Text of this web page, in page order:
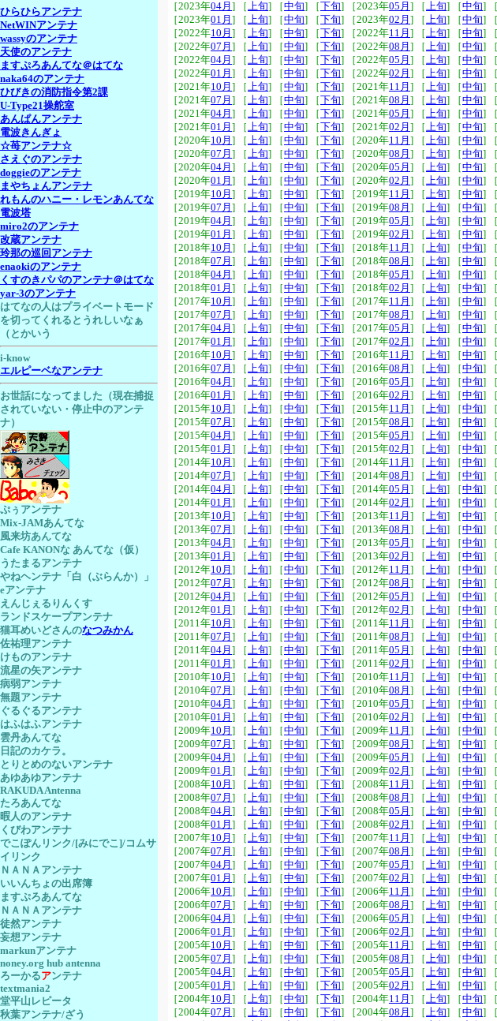
［2023年04月 ] ［上旬] ［中旬] ［ 下旬] ［2023年05月 ] ［上旬] ［中旬] ［
［2023年01月 ] ［上旬] ［中旬] ［ 下旬] ［2023年02月 ] ［上旬] ［中旬] ［
［2022年10月 ] ［上旬] ［中旬] ［ 下旬] ［2022年11月 ] ［上旬] ［中旬] ［
［2022年07月 ] ［上旬] ［中旬] ［ 下旬] ［2022年08月 ] ［上旬] ［中旬] ［
［2022年04月 ] ［上旬] ［中旬] ［ 下旬] ［2022年05月 ] ［上旬] ［中旬] ［
［2022年01月 ] ［上旬] ［中旬] ［ 下旬] ［2022年02月 ] ［上旬] ［中旬] ［
［2021年10月 ] ［上旬] ［中旬] ［ 下旬] ［2021年11月 ] ［上旬] ［中旬] ［
［2021年07月 ] ［上旬] ［中旬] ［ 下旬] ［2021年08月 ] ［上旬] ［中旬] ［
［2021年04月 ] ［上旬] ［中旬] ［ 下旬] ［2021年05月 ] ［上旬] ［中旬] ［
［2021年01月 ] ［上旬] ［中旬] ［ 下旬] ［2021年02月 ] ［上旬] ［中旬] ［
［2020年10月 ] ［上旬] ［中旬] ［ 下旬] ［2020年11月 ] ［上旬] ［中旬] ［
［2020年07月 ] ［上旬] ［中旬] ［ 下旬] ［2020年08月 ] ［上旬] ［中旬] ［
［2020年04月 ] ［上旬] ［中旬] ［ 下旬] ［2020年05月 ] ［上旬] ［中旬] ［
［2020年01月 ] ［上旬] ［中旬] ［ 下旬] ［2020年02月 ] ［上旬] ［中旬] ［
［2019年10月 ] ［上旬] ［中旬] ［ 下旬] ［2019年11月 ] ［上旬] ［中旬] ［
［2019年07月 ] ［上旬] ［中旬] ［ 下旬] ［2019年08月 ] ［上旬] ［中旬] ［
［2019年04月 ] ［上旬] ［中旬] ［ 下旬] ［2019年05月 ] ［上旬] ［中旬] ［
［2019年01月 ] ［上旬] ［中旬] ［ 下旬] ［2019年02月 ] ［上旬] ［中旬] ［
［2018年10月 ] ［上旬] ［中旬] ［ 下旬] ［2018年11月 ] ［上旬] ［中旬] ［
［2018年07月 ] ［上旬] ［中旬] ［ 下旬] ［2018年08月 ] ［上旬] ［中旬] ［
［2018年04月 ] ［上旬] ［中旬] ［ 下旬] ［2018年05月 ] ［上旬] ［中旬] ［
［2018年01月 ] ［上旬] ［中旬] ［ 下旬] ［2018年02月 ] ［上旬] ［中旬] ［
［2017年10月 ] ［上旬] ［中旬] ［ 下旬] ［2017年11月 ] ［上旬] ［中旬] ［
［2017年07月 ] ［上旬] ［中旬] ［ 下旬] ［2017年08月 ] ［上旬] ［中旬] ［
［2017年04月 ] ［上旬] ［中旬] ［ 下旬] ［2017年05月 ] ［上旬] ［中旬] ［
［2017年01月 ] ［上旬] ［中旬] ［ 下旬] ［2017年02月 ] ［上旬] ［中旬] ［
［2016年10月 ] ［上旬] ［中旬] ［ 下旬] ［2016年11月 ] ［上旬] ［中旬] ［
［2016年07月 ] ［上旬] ［中旬] ［ 下旬] ［2016年08月 ] ［上旬] ［中旬] ［
［2016年04月 ] ［上旬] ［中旬] ［ 下旬] ［2016年05月 ] ［上旬] ［中旬] ［
［2016年01月 ] ［上旬] ［中旬] ［ 下旬] ［2016年02月 ] ［上旬] ［中旬] ［
［2015年10月 ] ［上旬] ［中旬] ［ 下旬] ［2015年11月 ] ［上旬] ［中旬] ［
［2015年07月 ] ［上旬] ［中旬] ［ 下旬] ［2015年08月 ] ［上旬] ［中旬] ［
［2015年04月 ] ［上旬] ［中旬] ［ 下旬] ［2015年05月 ] ［上旬] ［中旬] ［
［2015年01月 ] ［上旬] ［中旬] ［ 下旬] ［2015年02月 ] ［上旬] ［中旬] ［
［2014年10月 ] ［上旬] ［中旬] ［ 下旬] ［2014年11月 ] ［上旬] ［中旬] ［
［2014年07月 ] ［上旬] ［中旬] ［ 下旬] ［2014年08月 ] ［上旬] ［中旬] ［
［2014年04月 ] ［上旬] ［中旬] ［ 下旬] ［2014年05月 ] ［上旬] ［中旬] ［
［2014年01月 ] ［上旬] ［中旬] ［ 下旬] ［2014年02月 ] ［上旬] ［中旬] ［
［2013年10月 ] ［上旬] ［中旬] ［ 下旬] ［2013年11月 ] ［上旬] ［中旬] ［
［2013年07月 ] ［上旬] ［中旬] ［ 下旬] ［2013年08月 ] ［上旬] ［中旬] ［
［2013年04月 ] ［上旬] ［中旬] ［ 下旬] ［2013年05月 ] ［上旬] ［中旬] ［
［2013年01月 ] ［上旬] ［中旬] ［ 下旬] ［2013年02月 ] ［上旬] ［中旬] ［
［2012年10月 ] ［上旬] ［中旬] ［ 下旬] ［2012年11月 ] ［上旬] ［中旬] ［
［2012年07月 ] ［上旬] ［中旬] ［ 下旬] ［2012年08月 ] ［上旬] ［中旬] ［
［2012年04月 ] ［上旬] ［中旬] ［ 下旬] ［2012年05月 ] ［上旬] ［中旬] ［
［2012年01月 ] ［上旬] ［中旬] ［ 下旬] ［2012年02月 ] ［上旬] ［中旬] ［
［2011年10月 ] ［上旬] ［中旬] ［ 下旬] ［2011年11月 ] ［上旬] ［中旬] ［
［2011年07月 ] ［上旬] ［中旬] ［ 下旬] ［2011年08月 ] ［上旬] ［中旬] ［
［2011年04月 ] ［上旬] ［中旬] ［ 下旬] ［2011年05月 ] ［上旬] ［中旬] ［
［2011年01月 ] ［上旬] ［中旬] ［ 下旬] ［2011年02月 ] ［上旬] ［中旬] ［
［2010年10月 ] ［上旬] ［中旬] ［ 下旬] ［2010年11月 ] ［上旬] ［中旬] ［
［2010年07月 ] ［上旬] ［中旬] ［ 下旬] ［2010年08月 ] ［上旬] ［中旬] ［
［2010年04月 ] ［上旬] ［中旬] ［ 下旬] ［2010年05月 ] ［上旬] ［中旬] ［
［2010年01月 ] ［上旬] ［中旬] ［ 下旬] ［2010年02月 ] ［上旬] ［中旬] ［
［2009年10月 ] ［上旬] ［中旬] ［ 下旬] ［2009年11月 ] ［上旬] ［中旬] ［
［2009年07月 ] ［上旬] ［中旬] ［ 下旬] ［2009年08月 ] ［上旬] ［中旬] ［
［2009年04月 ] ［上旬] ［中旬] ［ 下旬] ［2009年05月 ] ［上旬] ［中旬] ［
［2009年01月 ] ［上旬] ［中旬] ［ 下旬] ［2009年02月 ] ［上旬] ［中旬] ［
［2008年10月 ] ［上旬] ［中旬] ［ 下旬] ［2008年11月 ] ［上旬] ［中旬] ［
［2008年07月 ] ［上旬] ［中旬] ［ 下旬] ［2008年08月 ] ［上旬] ［中旬] ［
［2008年04月 ] ［上旬] ［中旬] ［ 下旬] ［2008年05月 ] ［上旬] ［中旬] ［
［2008年01月 ] ［上旬] ［中旬] ［ 下旬] ［2008年02月 ] ［上旬] ［中旬] ［
［2007年10月 ] ［上旬] ［中旬] ［ 下旬] ［2007年11月 ] ［上旬] ［中旬] ［
［2007年07月 ] ［上旬] ［中旬] ［ 下旬] ［2007年08月 ] ［上旬] ［中旬] ［
［2007年04月 ] ［上旬] ［中旬] ［ 下旬] ［2007年05月 ] ［上旬] ［中旬] ［
［2007年01月 ] ［上旬] ［中旬] ［ 下旬] ［2007年02月 ] ［上旬] ［中旬] ［
［2006年10月 ] ［上旬] ［中旬] ［ 下旬] ［2006年11月 ] ［上旬] ［中旬] ［
［2006年07月 ] ［上旬] ［中旬] ［ 下旬] ［2006年08月 ] ［上旬] ［中旬] ［
［2006年04月 ] ［上旬] ［中旬] ［ 下旬] ［2006年05月 ] ［上旬] ［中旬] ［
［2006年01月 ] ［上旬] ［中旬] ［ 下旬] ［2006年02月 ] ［上旬] ［中旬] ［
［2005年10月 ] ［上旬] ［中旬] ［ 下旬] ［2005年11月 ] ［上旬] ［中旬] ［
［2005年07月 ] ［上旬] ［中旬] ［ 下旬] ［2005年08月 ] ［上旬] ［中旬] ［
［2005年04月 ] ［上旬] ［中旬] ［ 下旬] ［2005年05月 ] ［上旬] ［中旬] ［
［2005年01月 ] ［上旬] ［中旬] ［ 下旬] ［2005年02月 ] ［上旬] ［中旬] ［
［2004年10月 ] ［上旬] ［中旬] ［ 下旬] ［2004年11月 ] ［上旬] ［中旬] ［
［2004年07月 ] ［上旬] ［中旬] ［ 下旬] ［2004年08月 ] ［上旬] ［中旬] ［
ひらひらアンテナ
NetWINアンテナ
wassyのアンテナ
天使のアンテナ
ますぷろあんてな＠はてな
naka64のアンテナ
ひびきの消防指令第2課
U-Type21操舵室
あんぱんアンテナ
電波きんぎょ
☆苺アンテナ☆
さえぐのアンテナ
doggieのアンテナ
まやちょんアンテナ
れもんのハニー・レモンあんてな
電波塔
miro2のアンテナ
改蔵アンテナ
玲那の巡回アンテナ
enaokiのアンテナ
くすのきパパのアンテナ＠はてな
yar-3のアンテナ
はてなの人はプライベートモード
を切ってくれるとうれしいなぁ
（とかいう
i-know
エルピーベなアンテナ
お世話になってました（現在捕捉
されていない・停止中のアンテ
ナ）
ぷぅアンテナ
Mix-JAMあんてな
風来坊あんてな
Cafe KANONな あんてな（仮）
うたまるアンテナ
やねヘンテナ「白（ぶらんか）」
eアンテナ
えんじぇるりんくす
ランドスケープアンテナ
猫耳めいどさんのなつみかん
佐祐理アンテナ
けものアンテナ
流星の矢アンテナ
病弱アンテナ
無題アンテナ
ぐるぐるアンテナ
はふはふアンテナ
雲丹あんてな
日記のカケラ。
とりとめのないアンテナ
あゆあゆアンテナ
RAKUDA Antenna
たろあんてな
暇人のアンテナ
くびわアンテナ
でこぽんリンク/[みにでこ]/コムサ
イリンク
ＮＡＮＡアンテナ
いいんちょの出席簿
ますぷろあんてな
ＮＡＮＡアンテナ
徒然アンテナ
妄想アンテナ
markunアンテナ
noney.org hub antenna
ろーかるアンテナ
textmania2
堂平山レピータ
秋葉アンテナ/ざう